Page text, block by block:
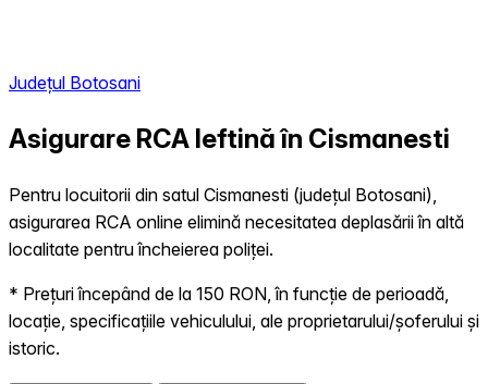
Județul Botosani
Asigurare RCA Ieftină în Cismanesti
Pentru locuitorii din satul Cismanesti (județul Botosani),
asigurarea RCA online elimină necesitatea deplasării în altă
localitate pentru încheierea poliței.
* Prețuri începând de la 150 RON, în funcție de perioadă,
locație, specificațiile vehiculului, ale proprietarului/șoferului și
istoric.